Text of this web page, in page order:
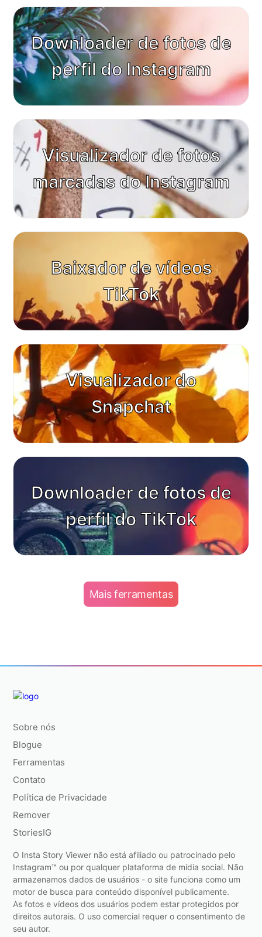
Downloader de fotos de
perfil do Instagram
Visualizador de fotos
marcadas do Instagram
Baixador de vídeos
TikTok
Visualizador do
Snapchat
Downloader de fotos de
perfil do TikTok
Mais ferramentas
Sobre nós
Blogue
Ferramentas
Contato
Política de Privacidade
Remover
StoriesIG
O Insta Story Viewer não está afiliado ou patrocinado pelo
Instagram™ ou por qualquer plataforma de mídia social. Não
armazenamos dados de usuários - o site funciona como um
motor de busca para conteúdo disponível publicamente.
As fotos e vídeos dos usuários podem estar protegidos por
direitos autorais. O uso comercial requer o consentimento de
seu autor.